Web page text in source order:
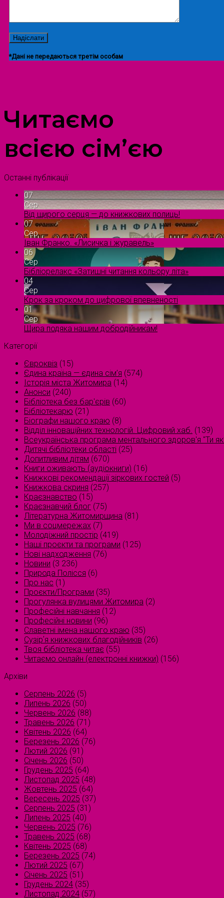
*Дані не передаються третім особам
Читаємо
всією сім’єю
Останні публікації
07
Сер
Від щирого серця — до книжкових полиць!
07
Сер
Іван Франко. «Лисичка і журавель»
06
Сер
Бібліорелакс «Затишні читання кольору літа»
04
Сер
Крок за кроком до цифрової впевненості
01
Сер
Щира подяка нашим добродійникам!
Категорії
Євроквіз (15)
Єдина країна — єдина сім’я (574)
Історія міста Житомира (14)
Анонси (240)
Бібліотека без бар'єрів (60)
Бібліотекарю (21)
Біографи нашого краю (8)
Відділ інноваційних технологій. Цифровий хаб. (139)
Всеукраїнська програма ментального здоров'я "Ти
Дитячі бібліотеки області (25)
Допитливим дітям (670)
Книги оживають (аудіокниги) (16)
Книжкові рекомендації зіркових гостей (5)
Книжкова скриня (257)
Краєзнавство (15)
Краєзнавчий блог (75)
Літературна Житомирщина (81)
Ми в соцмережах (7)
Молодіжний простір (419)
Наші проєкти та програми (125)
Нові надходження (76)
Новини (3 236)
Природа Полісся (6)
Про нас (1)
Проєкти/Програми (35)
Прогулянка вулицями Житомира (2)
Професійні навчання (12)
Професійні новини (96)
Славетні імена нашого краю (35)
Сузірʼя книжкових благодійників (26)
Твоя бібліотека читає (55)
Читаємо онлайн (електронні книжки) (156)
Архіви
Серпень 2026 (5)
Липень 2026 (50)
Червень 2026 (88)
Травень 2026 (71)
Квітень 2026 (64)
Березень 2026 (76)
Лютий 2026 (91)
Січень 2026 (50)
Грудень 2025 (64)
Листопад 2025 (48)
Жовтень 2025 (64)
Вересень 2025 (37)
Серпень 2025 (31)
Липень 2025 (40)
Червень 2025 (76)
Травень 2025 (68)
Квітень 2025 (68)
Березень 2025 (74)
Лютий 2025 (67)
Січень 2025 (51)
Грудень 2024 (35)
Листопад 2024 (57)